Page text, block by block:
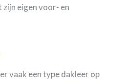
eigen voor- en
vaak een type dakleer op